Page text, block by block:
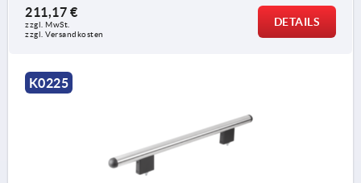
211,17 €
zzgl. MwSt.
zzgl. Versandkosten
DETAILS
K0225